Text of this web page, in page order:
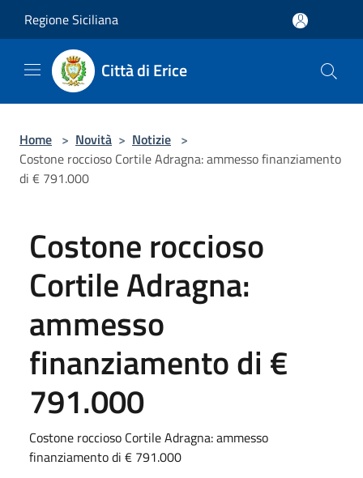
Regione Siciliana
Città di Erice
Home > Novità > Notizie >
Costone roccioso Cortile Adragna: ammesso finanziamento
di € 791.000
Costone roccioso
Cortile Adragna:
ammesso
finanziamento di €
791.000
Costone roccioso Cortile Adragna: ammesso
finanziamento di € 791.000